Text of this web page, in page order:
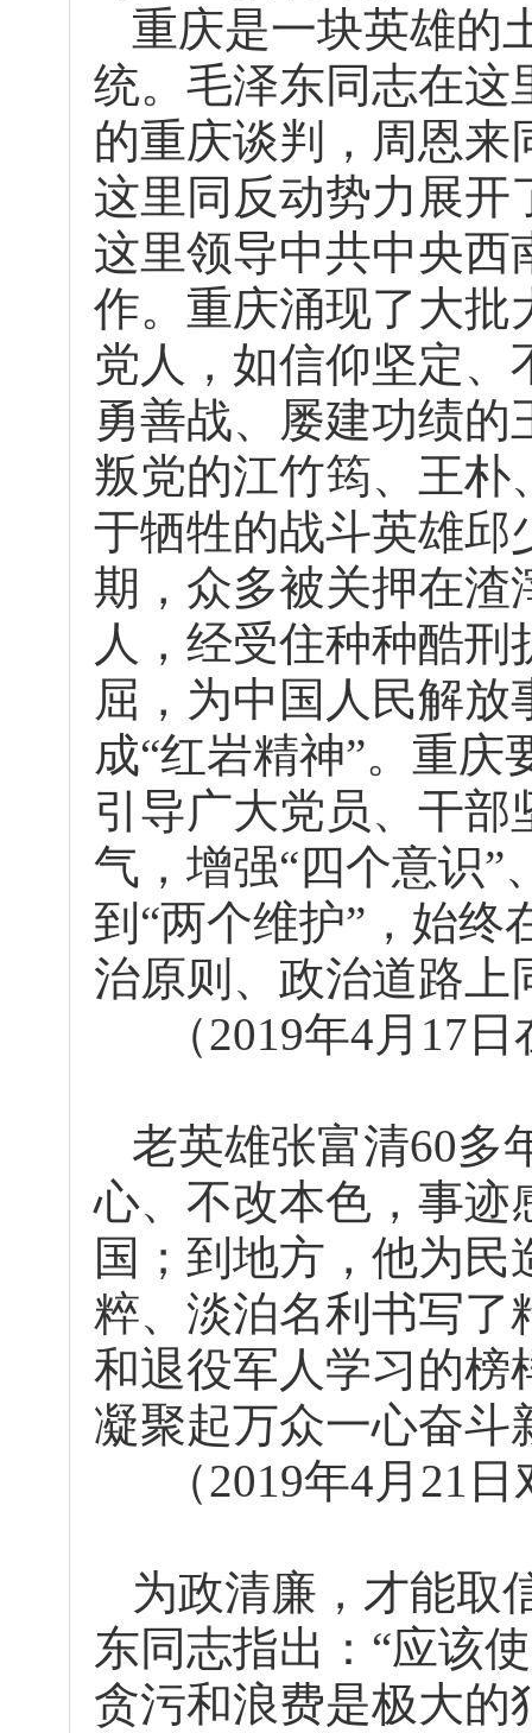
重庆是一块英雄的
统。毛泽东同志在这
的重庆谈判，周恩来
这里同反动势力展开
这里领导中共中央西
作。重庆涌现了大批
党人，如信仰坚定
勇善战、屡建功绩
叛党的江竹筠、王朴
于牺牲的战斗英雄邱
期，众多被关押在渣
人，经受住种种酷
屈，为中国人民解
成“红岩精神”。重
引导广大党员、干
气，增强“四个意识”
到“两个维护”，始终
治原则、政治道路上
（2019年4月17
老英雄张富清60多
心、不改本色，事迹
国；到地方，他为
粹、淡泊名利书写了
和退役军人学习的榜
凝聚起万众一心奋斗
（2019年4月21
为政清廉，才能取
东同志指出：“应该
贪污和浪费是极大的